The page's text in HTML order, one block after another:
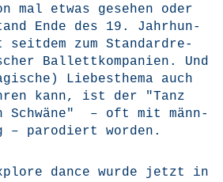
mal etwas gese­hen oder
Ende des 19. Jahr­hun­
seit­dem zum Stan­dard­re­
Bal­lett­kom­pa­nien. Und
Lie­bes­the­ma auch
kann, ist der "Tanz
Schwä­ne" – oft mit männ­
– par­odiert worden.
dance wur­de jetzt in